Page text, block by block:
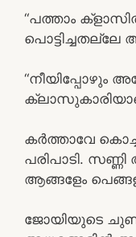
“പത്താം
പൊട്ടിച്ചതല്ലേ
“നീയിപ്പോഴും
കർത്താവേ
പരിപാടി.
ആങ്ങളേം
ജോയിയുടെ